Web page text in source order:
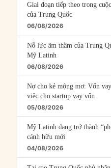
Giai đoạn tiếp theo trong
của Trung Quốc
06/08/2026
Nỗ lực âm thầm của Trung
Mỹ Latinh
06/08/2026
Nợ cho kẻ mộng mơ: Vốn
việc cho startup vay vốn
05/08/2026
Mỹ Latinh đang trở thành
cánh hữu mới
04/08/2026